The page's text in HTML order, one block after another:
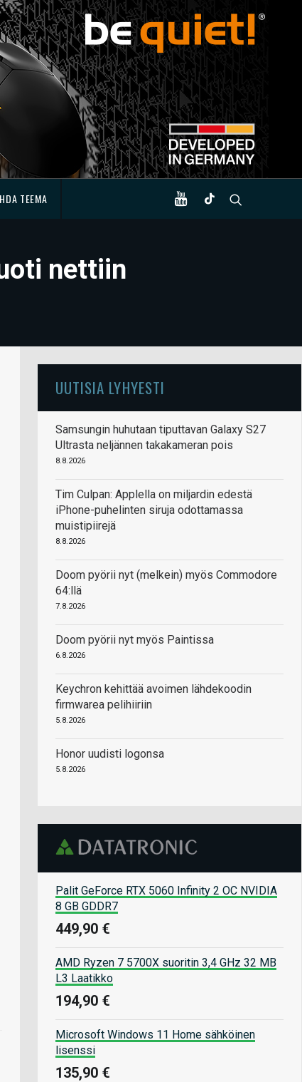
TEEMA
nettiin
UUTISIA LYHYESTI
Samsungin huhutaan tiputtavan Galaxy S27
Ultrasta neljännen takakameran pois
8.8.2026
Tim Culpan: Applella on miljardin edestä
iPhone-puhelinten siruja odottamassa
muistipiirejä
8.8.2026
Doom pyörii nyt (melkein) myös Commodore
64:llä
7.8.2026
Doom pyörii nyt myös Paintissa
6.8.2026
Keychron kehittää avoimen lähdekoodin
firmwarea pelihiiriin
5.8.2026
Honor uudisti logonsa
5.8.2026
Palit GeForce RTX 5060 Infinity 2 OC NVIDIA
8 GB GDDR7
449,90 €
AMD Ryzen 7 5700X suoritin 3,4 GHz 32 MB
L3 Laatikko
194,90 €
Microsoft Windows 11 Home sähköinen
lisenssi
135,90 €